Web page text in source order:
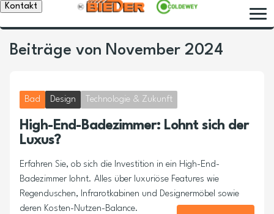
Kontakt
Beiträge von November 2024
Bad Design Technologie & Zukunft
High-End-Badezimmer: Lohnt sich der
Luxus?
Erfahren Sie, ob sich die Investition in ein High-End-
Badezimmer lohnt. Alles über luxuriöse Features wie
Regenduschen, Infrarotkabinen und Designermöbel sowie
deren Kosten-Nutzen-Balance.